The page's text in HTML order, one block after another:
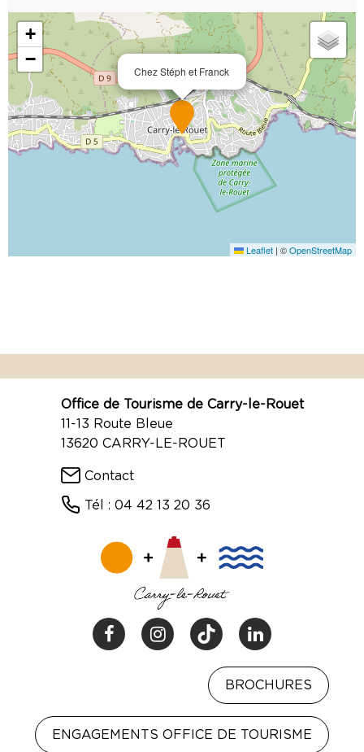
Chez Stéph et Franck
+
−
Leaflet | ©OpenStreetMap
Office de Tourisme de Carry-le-Rouet
11-13 Route Bleue
13620 CARRY-LE-ROUET
Contact
Tél : 04 42 13 20 36
BROCHURES
ENGAGEMENTS OFFICE DE TOURISME